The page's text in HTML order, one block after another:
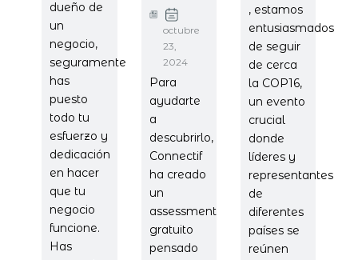
dueño de
un
negocio,
seguramente
has
puesto
todo tu
esfuerzo y
dedicación
en hacer
que tu
negocio
funcione.
Has
octubre
23,
2024
Para
ayudarte
a
descubrirlo,
Connectif
ha creado
un
assessment
gratuito
pensado
, estamos
entusiasmados
de seguir
de cerca
la COP16,
un evento
crucial
donde
líderes y
representantes
de
diferentes
países se
reúnen